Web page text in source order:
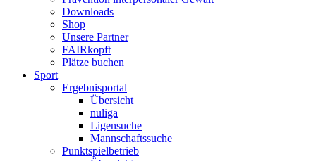
Downloads
Shop
Unsere Partner
FAIRkopft
Plätze buchen
Sport
Ergebnisportal
Übersicht
nuliga
Ligensuche
Mannschaftssuche
Punktspielbetrieb